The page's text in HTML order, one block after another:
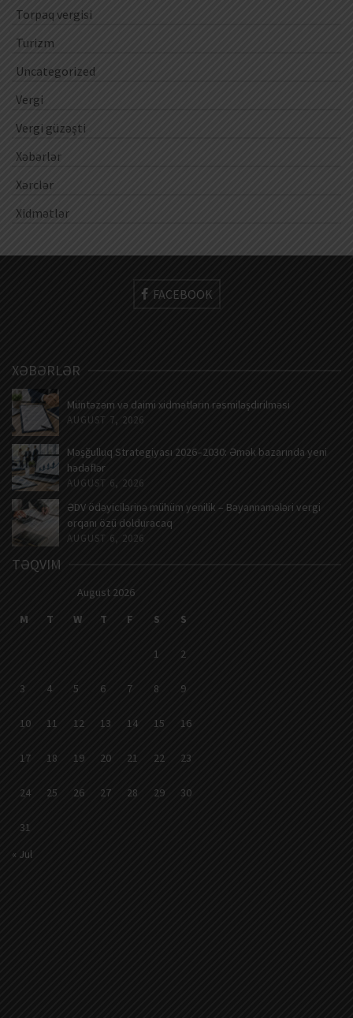
Torpaq vergisi
Turizm
Uncategorized
Vergi
Vergi güzəşti
Xəbərlər
Xərclər
Xidmətlər
FACEBOOK
XƏBƏRLƏR
Müntəzəm və daimi xidmətlərin rəsmiləşdirilməsi
AUGUST 7, 2026
Məşğulluq Strategiyası 2026–2030: Əmək bazarında yeni
hədəflər
AUGUST 6, 2026
ƏDV ödəyicilərinə mühüm yenilik – Bəyannamələri vergi
orqanı özü dolduracaq
AUGUST 6, 2026
TƏQVIM
August 2026
M
T W T F S S
1 2
3 4 5 6 7 8 9
10 11 12 13 14 15 16
17 18 19 20 21 22 23
24 25 26 27 28 29 30
31
« Jul